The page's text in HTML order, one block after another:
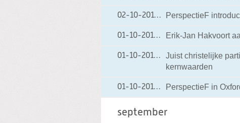
02-10-201202-10-2012 19:29
PerspectieF
01-10-201201-10-2012 20:09
Erik-Jan Hakvoort
01-10-201201-10-2012 20:05
Juist christelijke
kernwaarden
01-10-201201-10-2012 20:02
PerspectieF in
september